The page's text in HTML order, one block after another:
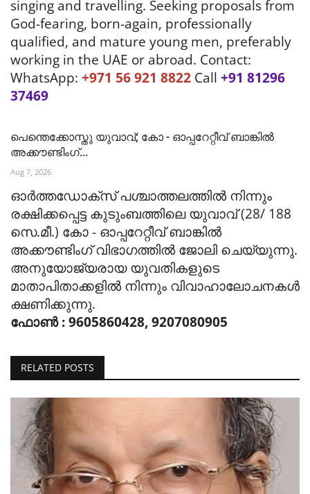
singing and travelling. Seeking proposals from
God-fearing, born-again, professionally
qualified, and mature young men, preferably
working in the UAE or abroad. Contact:
WhatsApp: +971 56 921 8822 Call +91 81296
37469
പെന്തെക്കോസ്തു യുവാവ്; കോ - ഓപ്പറേറ്റീവ് ബാങ്കിൽ
അക്കൗണ്ടിംഗ്...
Aug 7, 2026
ഓർത്തഡോക്സ് പശ്ചാത്തലത്തിൽ നിന്നും
രക്ഷിക്കപ്പെട്ട കുടുംബത്തിലെ യുവാവ് (28/ 188
സെ.മീ.) കോ - ഓപ്പറേറ്റീവ് ബാങ്കിൽ
അക്കൗണ്ടിംഗ് വിഭാഗത്തിൽ ജോലി ചെയ്യുന്നു.
അനുയോജ്യരായ യുവതികളുടെ
മാതാപിതാക്കളിൽ നിന്നും വിവാഹാലോചനകൾ
ക്ഷണിക്കുന്നു.
ഫോൺ : 9605860428, 9207080905
RELATED POSTS